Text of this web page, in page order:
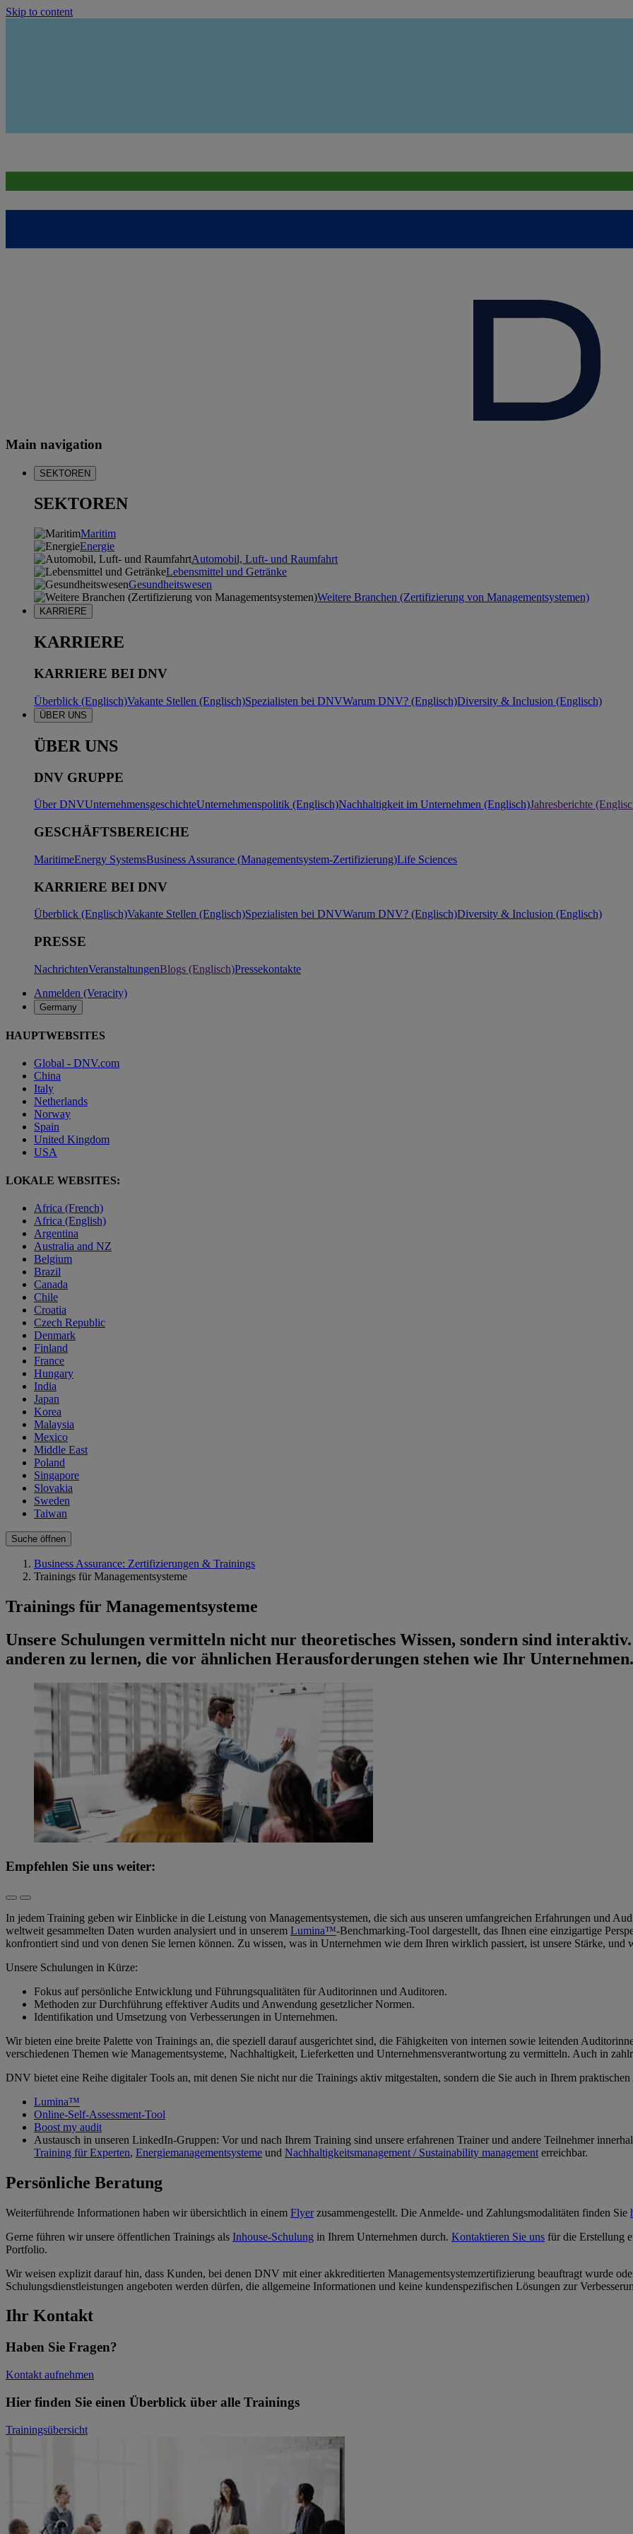
Skip to content
Main navigation
SEKTOREN
SEKTOREN
Maritim
Energie
Automobil, Luft- und Raumfahrt
Lebensmittel und Getränke
Gesundheitswesen
Weitere Branchen (Zertifizierung von Managementsystemen)
KARRIERE
KARRIERE
KARRIERE BEI DNV
Überblick (Englisch)Vakante Stellen (Englisch)Spezialisten bei DNVWarum DNV? (Englisch)Diversity & Inclusion (Englisch)
ÜBER UNS
ÜBER UNS
DNV GRUPPE
Über DNVUnternehmensgeschichteUnternehmenspolitik (Englisch)Nachhaltigkeit im Unternehmen (Englisch)Jahresberichte
GESCHÄFTSBEREICHE
MaritimeEnergy SystemsBusiness Assurance (Managementsystem-Zertifizierung)Life Sciences
KARRIERE BEI DNV
Überblick (Englisch)Vakante Stellen (Englisch)Spezialisten bei DNVWarum DNV? (Englisch)Diversity & Inclusion (Englisch)
PRESSE
NachrichtenVeranstaltungenBlogs (Englisch)Pressekontakte
Anmelden (Veracity)
Germany
HAUPTWEBSITES
Global - DNV.com
China
Italy
Netherlands
Norway
Spain
United Kingdom
USA
LOKALE WEBSITES:
Africa (French)
Africa (English)
Argentina
Australia and NZ
Belgium
Brazil
Canada
Chile
Croatia
Czech Republic
Denmark
Finland
France
Hungary
India
Japan
Korea
Malaysia
Mexico
Middle East
Poland
Singapore
Slovakia
Sweden
Taiwan
Suche öffnen
Business Assurance: Zertifizierungen & Trainings
Trainings für Managementsysteme
Trainings für Managementsysteme
Unsere Schulungen vermitteln nicht nur theoretisches Wissen, sondern sind
anderen zu lernen, die vor ähnlichen Herausforderungen stehen wie Ihr Unternehmen.
Empfehlen Sie uns weiter:
In jedem Training geben wir Einblicke in die Leistung von Managementsystemen, die sich aus unseren umfangreichen Erfahrungen und
weltweit gesammelten Daten wurden analysiert und in unserem Lumina™-Benchmarking-Tool dargestellt, das Ihnen eine einzigartige
konfrontiert sind und von denen Sie lernen können. Zu wissen, was in Unternehmen wie dem Ihren wirklich passiert, ist unsere Stärke,
Unsere Schulungen in Kürze:
Fokus auf persönliche Entwicklung und Führungsqualitäten für Auditorinnen und Auditoren.
Methoden zur Durchführung effektiver Audits und Anwendung gesetzlicher Normen.
Identifikation und Umsetzung von Verbesserungen in Unternehmen.
Wir bieten eine breite Palette von Trainings an, die speziell darauf ausgerichtet sind, die Fähigkeiten von internen sowie leitenden
verschiedenen Themen wie Managementsysteme, Nachhaltigkeit, Lieferketten und Unternehmensverantwortung zu vermitteln. Auch in
DNV bietet eine Reihe digitaler Tools an, mit denen Sie nicht nur die Trainings aktiv mitgestalten, sondern die Sie auch in Ihrem
Lumina™
Online-Self-Assessment-Tool
Boost my audit
Austausch in unseren LinkedIn-Gruppen: Vor und nach Ihrem Training sind unsere erfahrenen Trainer und andere Teilnehmer
Training für Experten, Energiemanagementsysteme und Nachhaltigkeitsmanagement / Sustainability management erreichbar.
Persönliche Beratung
Weiterführende Informationen haben wir übersichtlich in einem Flyerzusammengestellt. Die Anmelde- und Zahlungsmodalitäten finden Sie
Gerne führen wir unsere öffentlichen Trainings als Inhouse-Schulung in Ihrem Unternehmen durch. Kontaktieren Sie uns für die Erstellung
Portfolio.
Wir weisen explizit darauf hin, dass Kunden, bei denen DNV mit einer akkreditierten Managementsystemzertifizierung beauftragt wurde
Schulungsdienstleistungen angeboten werden dürfen, die allgemeine Informationen und keine kundenspezifischen Lösungen zur
Ihr Kontakt
Haben Sie Fragen?
Kontakt aufnehmen
Hier finden Sie einen Überblick über alle Trainings
Trainingsübersicht